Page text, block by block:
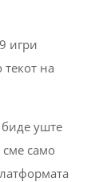
игри
текот на
биде уште
сме само